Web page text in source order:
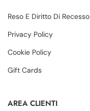
Reso E Diritto Di Recesso
Privacy Policy
Cookie Policy
Gift Cards
AREA CLIENTI